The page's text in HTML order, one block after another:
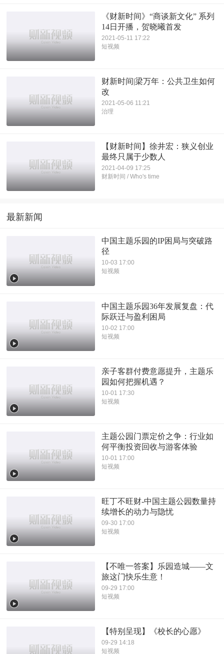
《财新时间》“商谈新文化” 系列
14日开播，贺晓曦首发
2021-05-11 17:22
短视频
财新时间|梁万年：公共卫生如何
改
2021-05-06 11:21
治理
【财新时间】徐井宏：狭义创业
最终只属于少数人
2021-04-09 17:25
财新时间 / Who's time
最新新闻
中国主题乐园的IP困局与突破路
径
10-03 17:00
短视频
中国主题乐园36年发展复盘：代
际跃迁与盈利困局
10-02 17:00
短视频
亲子客群付费意愿提升，主题乐
园如何把握机遇？
10-01 17:30
短视频
主题公园门票定价之争：行业如
何平衡投资回收与游客体验
10-01 17:00
短视频
旺丁不旺财-中国主题公园数量持
续增长的动力与隐忧
09-30 17:00
短视频
【不唯一答案】乐园造城——文
旅这门快乐生意！
09-29 17:00
短视频
【特别呈现】《校长的心愿》
09-29 14:18
短视频